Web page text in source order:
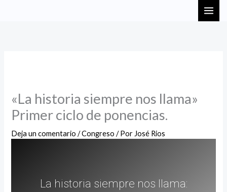
«La historia siempre nos llama»
Primer ciclo de ponencias.
Deja un comentario /Congreso / Por José Rios
La historia siempre nos llama: